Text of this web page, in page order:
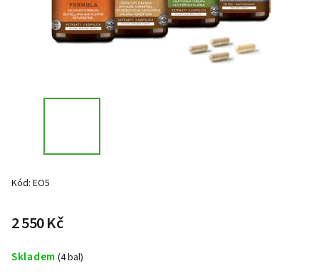
Kód: EO5
2 550 Kč
Skladem (4 bal)